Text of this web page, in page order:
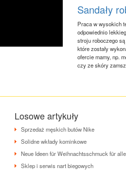
Sandały
Praca w wysokich
odpowiednio
stroju roboczego są
które zostały
ofercie mamy, np.
czy ze skóry
Losowe artykuły
Sprzedaż męskich butów Nike
Solidne wkłady kominkowe
Neue Ideen für Weihnachtsschmuck für alle
Sklep i serwis nart biegowych